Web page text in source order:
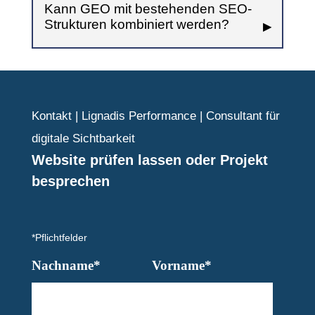
Kann GEO mit bestehenden SEO-
Strukturen kombiniert werden?
Kontakt | Lignadis Performance | Consultant für
digitale Sichtbarkeit
Website prüfen lassen oder Projekt
besprechen
*Pflichtfelder
Nachname* Vorname*